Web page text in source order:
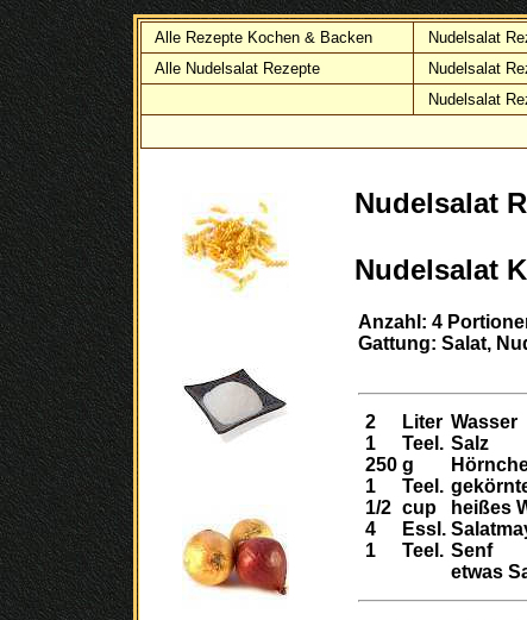
Alle Rezepte Kochen & Backen Nudelsalat
Alle Nudelsalat Rezepte
Nudelsalat
Nudelsalat
Nudelsalat
Nudelsalat
Anzahl: 4
Gattung: Salat,
2
1
250
1
1/2
4
1
Liter
Teel.
g
Teel.
cup
Essl.
Teel.
Wasser
Salz
heißes
Senf
etwas